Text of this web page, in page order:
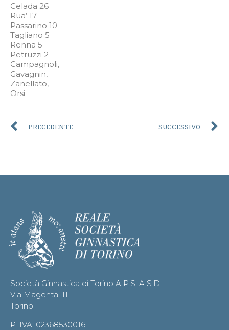
Celada 26
Rua’ 17
Passarino 10
Tagliano 5
Renna 5
Petruzzi 2
Campagnoli,
Gavagnin,
Zanellato,
Orsi
PRECEDENTE SUCCESSIVO
Società Ginnastica di Torino A.P.S. A.S.D.
Via Magenta, 11
Torino
P. IVA: 02368530016